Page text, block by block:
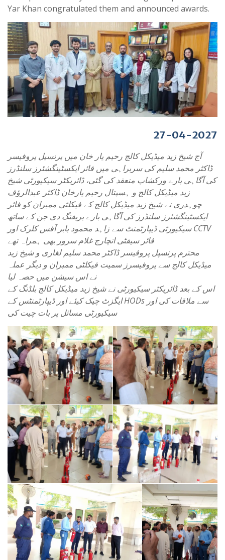
Yar Khan congratulated them and announced awards.
27-04-2027
آج شیخ زید میڈیکل کالج رحیم یار خان میں پرنسپل پروفیسر
ڈاکٹر محمد سلیم کی سربراہی میں فائر ایکسٹینگشئرز سلنڈرز
کی آگاہی بارے ورکشاپ منعقد کی گئی، ڈائریکٹر سیکیورٹی شیخ
زید میڈیکل کالج و ہسپتال رحیم یارخان ڈاکٹر عبدالرؤف
چوہدری نے شیخ زید میڈیکل کالج کے فیکلٹی ممبران کو فائر
ایکسٹینگشئرز سلنڈرز کی آگاہی بارے بریفنگ دی جن کے ساتھ
سیکیورٹی ڈیپارٹمنٹ سے زاہد محمود بابر آفس کلرک اور CCTV
فائر سیفٹی انچارج غلام سرور بھی ہمراہ تھے
محترم پرنسپل پروفیسر ڈاکٹر محمد سلیم لغاری و شیخ زید
میڈیکل کالج سے پروفیسرز سمیت فیکلٹی ممبران و دیگر عملہ
نے اس سیشن میں حصہ لیا
اس کے بعد ڈائریکٹر سیکیورٹی نے شیخ زید میڈیکل کالج بلڈنگ کے
ایگزٹ چیک کیئے اور ڈیپارٹمنٹس کے HODs سے ملاقات کی اور
سیکیورٹی مسائل پر بات چیت کی